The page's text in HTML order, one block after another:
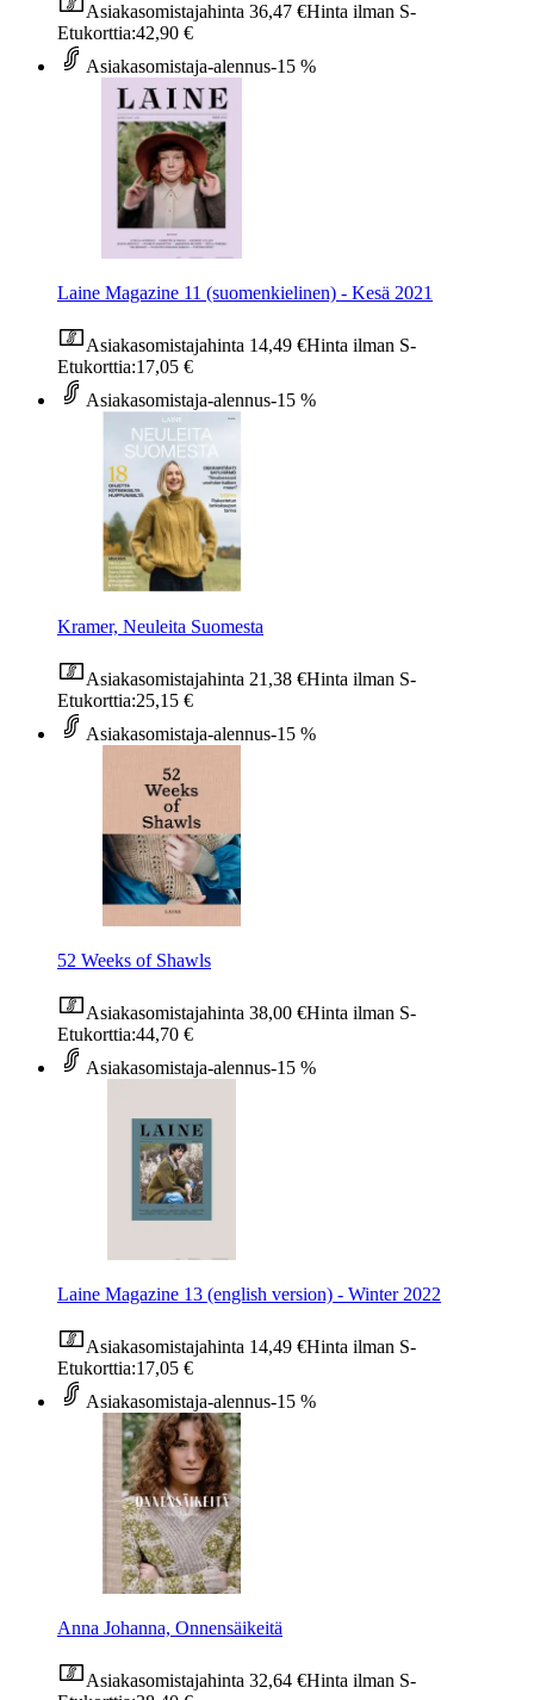
Asiakasomistajahinta 36,47 €Hinta ilman S-
Etukorttia:42,90 €
Asiakasomistaja-alennus-15 %
Laine Magazine 11 (suomenkielinen) - Kesä 2021
Asiakasomistajahinta 14,49 €Hinta ilman S-
Etukorttia:17,05 €
Asiakasomistaja-alennus-15 %
Kramer, Neuleita Suomesta
Asiakasomistajahinta 21,38 €Hinta ilman S-
Etukorttia:25,15 €
Asiakasomistaja-alennus-15 %
52 Weeks of Shawls
Asiakasomistajahinta 38,00 €Hinta ilman S-
Etukorttia:44,70 €
Asiakasomistaja-alennus-15 %
Laine Magazine 13 (english version) - Winter 2022
Asiakasomistajahinta 14,49 €Hinta ilman S-
Etukorttia:17,05 €
Asiakasomistaja-alennus-15 %
Anna Johanna, Onnensäikeitä
Asiakasomistajahinta 32,64 €Hinta ilman S-